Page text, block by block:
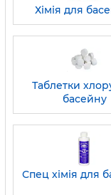
Хімія для
Таблетки
басейну
Спец хімія для